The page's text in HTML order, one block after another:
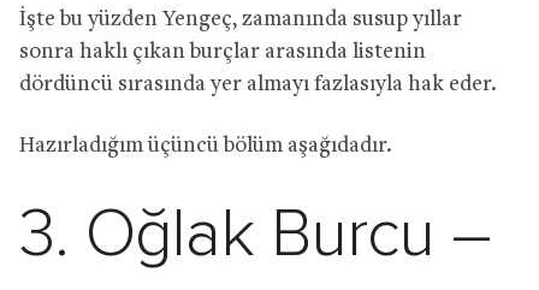
İşte bu yüzden Yengeç, zamanında susup yıllar
sonra haklı çıkan burçlar arasında listenin
dördüncü sırasında yer almayı fazlasıyla hak eder.
Hazırladığım üçüncü bölüm aşağıdadır.
3. Oğlak Burcu –